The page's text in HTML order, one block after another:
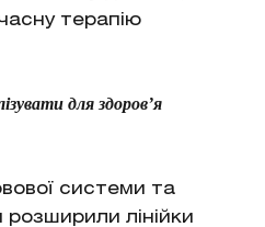
терапію
для здоров’я
системи та
лінійки